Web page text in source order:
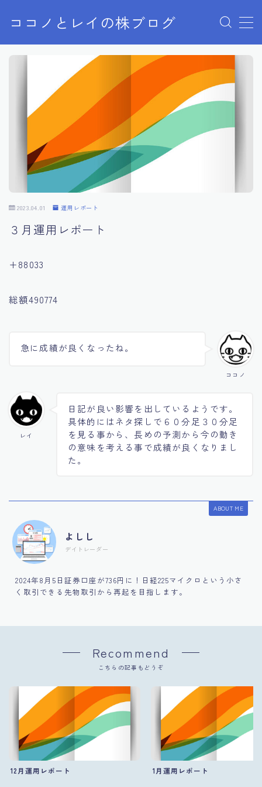
ココノとレイの株ブログ
MENU
お問い合わせ
サンプルページ
デモプリセット記事 Part07
プライバシーポリシー
プライバシーポリシー
利用規約／特定商取引法に基づく表記
有料記事の決済完了ページ
株ブログ
特定商取引法に基づく表記
2023.04.01 運用レポート
３月運用レポート
+88033
総額490774
ココノ
急に成績が良くなったね。
レイ
日記が良い影響を出しているようです。
具体的にはネタ探しで６０分足３０分足
を見る事から、長めの予測から今の動き
の意味を考える事で成績が良くなりまし
た。
ABOUT ME
よしし
デイトレーダー
2024年8月5日証券口座が736円に！日経225マイクロという小さ
く取引できる先物取引から再起を目指します。
Recommend
こちらの記事もどうぞ
12月運用レポート 1月運用レポート